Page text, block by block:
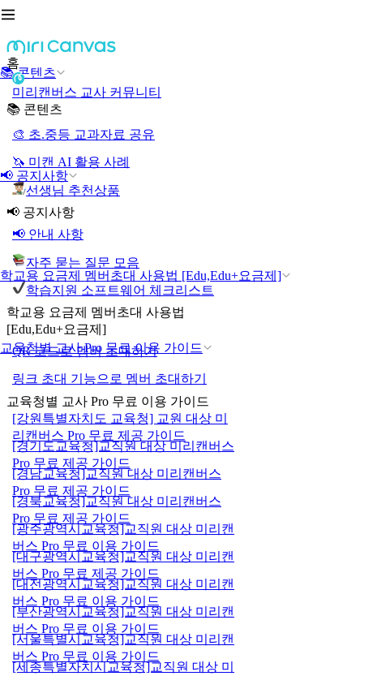
📚 콘텐츠
📢 공지사항
학교용 요금제 멤버초대 사용법 [Edu,Edu+요금제]
교육청별 교사 Pro 무료 이용 가이드
홈
미리캔버스 교사 커뮤니티
📚 콘텐츠
🎨 초.중등 교과자료 공유
🦄 미캔 AI 활용 사례
선생님 추천상품
📢 공지사항
📢 안내 사항
자주 묻는 질문 모음
학습지원 소프트웨어 체크리스트
학교용 요금제 멤버초대 사용법
[Edu,Edu+요금제]
QR 코드로 멤버 초대하기
링크 초대 기능으로 멤버 초대하기
교육청별 교사 Pro 무료 이용 가이드
[강원특별자치도 교육청] 교원 대상 미
리캔버스 Pro 무료 제공 가이드
[경기도교육청]교직원 대상 미리캔버스
Pro 무료 제공 가이드
[경남교육청]교직원 대상 미리캔버스
Pro 무료 제공 가이드
[경북교육청]교직원 대상 미리캔버스
Pro 무료 제공 가이드
[광주광역시교육청]교직원 대상 미리캔
버스 Pro 무료 이용 가이드
[대구광역시교육청]교직원 대상 미리캔
버스 Pro 무료 제공 가이드
[대전광역시교육청]교직원 대상 미리캔
버스 Pro 무료 이용 가이드
[부산광역시교육청]교직원 대상 미리캔
버스 Pro 무료 이용 가이드
[서울특별시교육청]교직원 대상 미리캔
버스 Pro 무료 이용 가이드
[세종특별자치시교육청]교직원 대상 미